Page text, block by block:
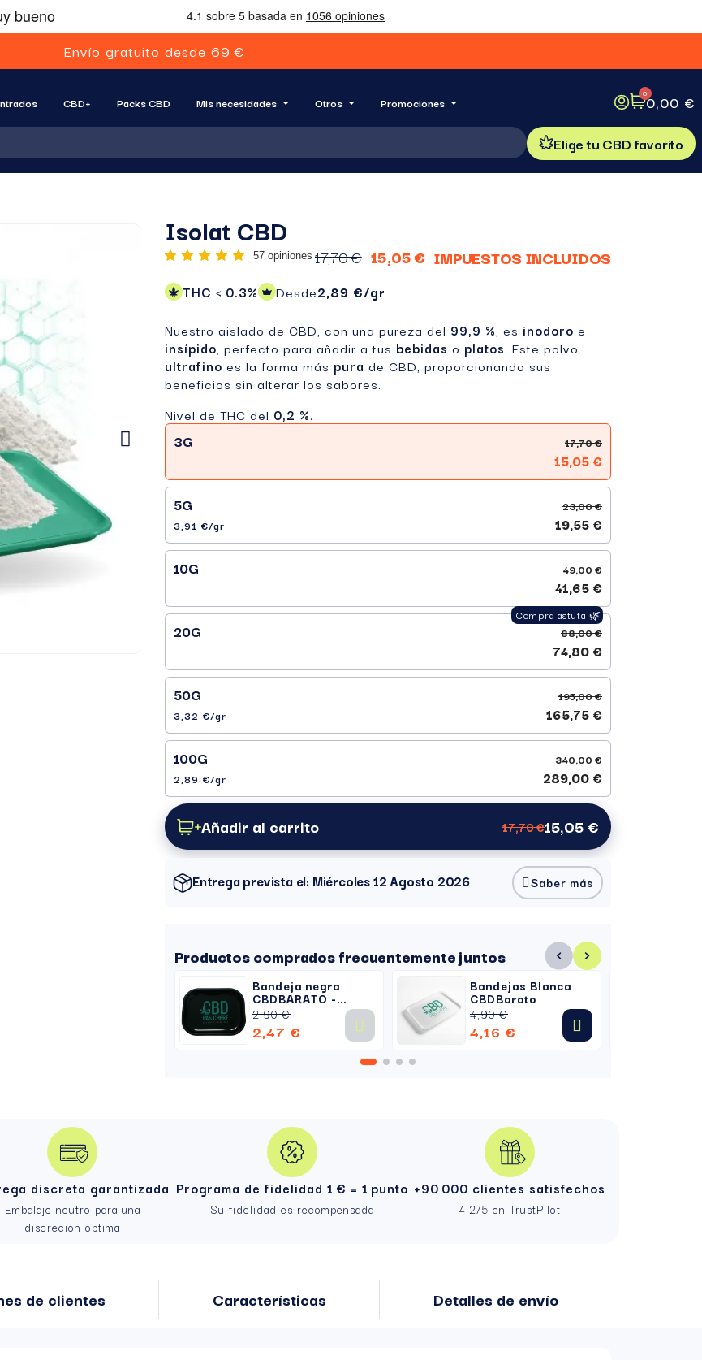
Envío gratuito desde 69 €
CBD+ Packs CBD Mis necesidades Otros Promociones
0,00 €
Elige tu CBD favorito
Isolat CBD
57 opiniones 17,70 € 15,05 € IMPUESTOS INCLUIDOS
THC < 0.3% Desde2,89 €/gr
Nuestro aislado de CBD, con una pureza del 99,9 %, es inodoro e
insípido, perfecto para añadir a tus bebidas o platos. Este polvo
ultrafino es la forma más pura de CBD, proporcionando sus
beneficios sin alterar los sabores.
Nivel de THC del 0,2 %.
3G 17,70 €
15,05 €
5G
23,00 €
3,91 €/gr
19,55 €
10G 49,00 €
41,65 €
20G 88,00 €
74,80 €
50G
195,00 €
3,32 €/gr
165,75 €
100G
340,00 €
2,89 €/gr
289,00 €
Añadir al carrito 17,70 €15,05 €
Entrega prevista el: Miércoles 12 Agosto 2026 Saber más
Productos comprados frecuentemente juntos
Bandeja negra
CBDBARATO -
Metalizado
2,90 €
2,47 €
Bandejas Blanca
CBDBarato
4,90 €
4,16 €
discreta garantizada
Embalaje neutro para una
discreción óptima
Programa de fidelidad 1 € = 1 punto
Su fidelidad es recompensada
+90 000 clientes satisfechos
4,2/5 en TrustPilot
de clientes Características Detalles de envío